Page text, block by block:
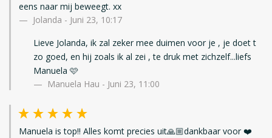
eens naar mij beweegt. xx
Jolanda - Juni 23, 10:17
Lieve Jolanda, ik zal zeker mee duimen voor je , je doet t
zo goed, en hij zoals ik al zei , te druk met zichzelf...liefs
Manuela 🩷
Manuela Hau - Juni 23, 11:00
Manuela is top!! Alles komt precies uit🙏🏼dankbaar voor ❤️